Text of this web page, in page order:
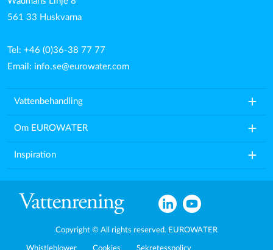
561 33 Huskvarna
Tel: +46 (0)36-38 77 77
Email: info.se@eurowater.com
Vattenbehandling add
Om EUROWATER add
Inspiration add
Copyright © All rights reserved. EUROWATER
Whistleblower Cookies Sekretesspolicy